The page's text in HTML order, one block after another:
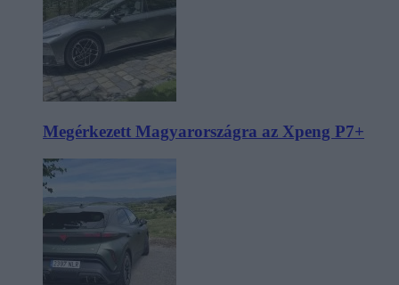
Megérkezett Magyarországra az Xpeng P7+